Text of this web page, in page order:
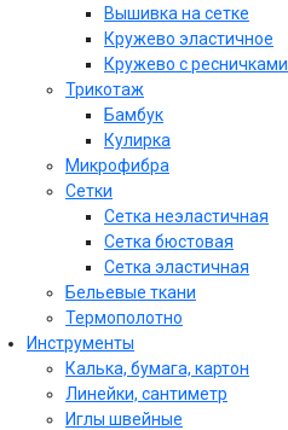
Вышивка на сетке
Кружево эластичное
Кружево с ресничками
Трикотаж
Бамбук
Кулирка
Микрофибра
Сетки
Сетка неэластичная
Сетка бюстовая
Сетка эластичная
Бельевые ткани
Термополотно
Инструменты
Калька, бумага, картон
Линейки, сантиметр
Иглы швейные